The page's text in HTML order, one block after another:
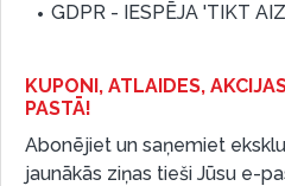
GDPR - IESPĒJA 'TIKT
KUPONI, ATLAIDES,
PASTĀ!
Abonējiet un saņemiet
jaunākās ziņas tieši Jūsu e-